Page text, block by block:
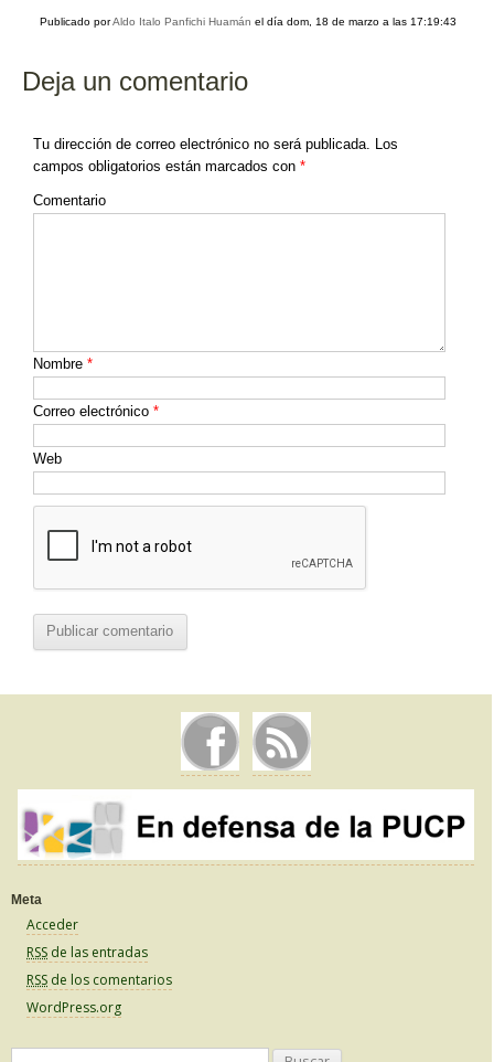
Publicado porAldo Italo Panfichi Huamán el díadom, 18 de marzo a las 17:19:43
Deja un comentario
Tu dirección de correo electrónico no será publicada. Los
campos obligatorios están marcados con *
Comentario
Nombre *
Correo electrónico *
Web
Meta
Acceder
RSS de las entradas
RSS de los comentarios
WordPress.org